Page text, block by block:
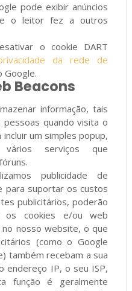
pode exibir anúncios
o leitor fez a outros
o cookie DART
da rede de
Google.
Beacons
informação, tais
quando visita o
um simples popup,
serviços que
publicidade de
para suportar os custos
publicitários, poderão
os cookies e/ou web
no nosso website, o que
(como o Google
também recebam a sua
endereço IP, o seu ISP,
função é geralmente